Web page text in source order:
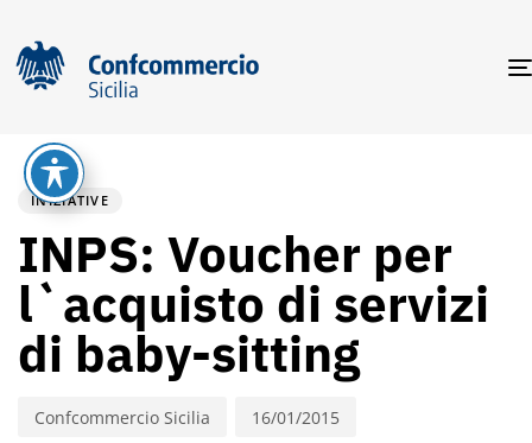
PUBLISHED
IN:
INIZIATIVE
INPS: Voucher per
l`acquisto di servizi
di baby-sitting
Author
Confcommercio Sicilia
Published
on:
16/01/2015